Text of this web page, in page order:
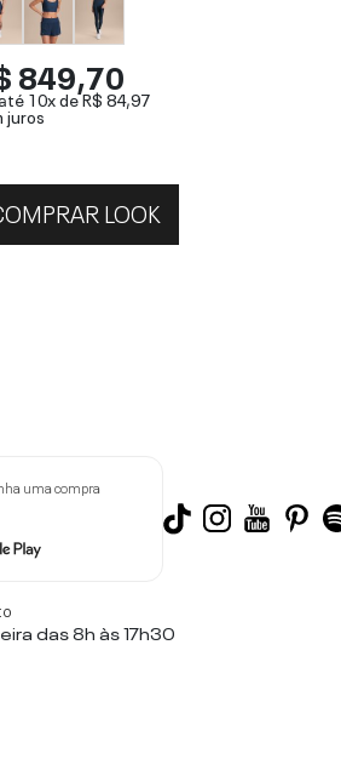
849,70
10x deR$ 84,97
juros
LOOK
uma compra
das 8h às 17h30